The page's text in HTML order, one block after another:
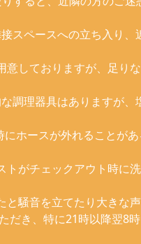
スペースへの立ち入り、
しておりますが、足り
調理器具はありますが、
ホースが外れることが
がチェックアウト時に
騒音を立てたり大きな
だき、特に21時以降翌8